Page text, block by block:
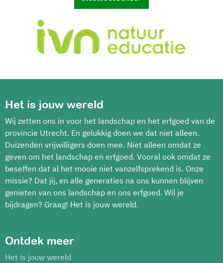
Het is jouw wereld
Wij zetten ons in voor het landschap en het erfgoed van de
provincie Utrecht. En gelukkig doen we dat niet alleen.
Duizenden vrijwilligers doen mee. Niet alleen omdat ze
geven om het landschap en erfgoed. Vooral ook omdat ze
beseffen dat al het mooie niet vanzelfsprekend is. Onze
missie? Dat jij, en alle generaties na ons kunnen blijven
genieten van ons landschap en ons erfgoed. Wil je
bijdragen? Graag! Het is jouw wereld.
Ontdek meer
Het is jouw wereld